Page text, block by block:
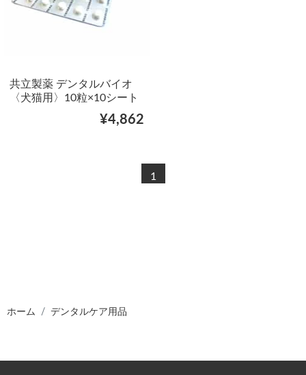
共立製薬 デンタルバイオ
〈犬猫用〉10粒×10シート
¥4,862
1
ホーム デンタルケア用品